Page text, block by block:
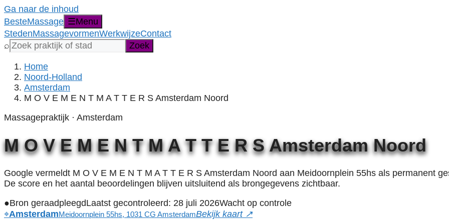
Ga naar de inhoud
BesteMassage ☰Menu
StedenMassagevormenWerkwijzeContact
Zoek
een
praktijk,
stad,
provincie
⌕ Zoek
Home
Noord-Holland
Amsterdam
M O V E M E N T M A T T E R S Amsterdam Noord
Massagepraktijk · Amsterdam
M O V E M E N T M A T T E R S Amsterdam Noord
Google vermeldt M O V E M E N T M A T T E R S Amsterdam Noord aan Meidoornplein 55hs als permanent
De score en het aantal beoordelingen blijven uitsluitend als brongegevens zichtbaar.
●Bron geraadpleegdLaatst gecontroleerd: 28 juli 2026Wacht op controle
⌖AmsterdamMeidoornplein 55hs, 1031 CG AmsterdamBekijk kaart ↗